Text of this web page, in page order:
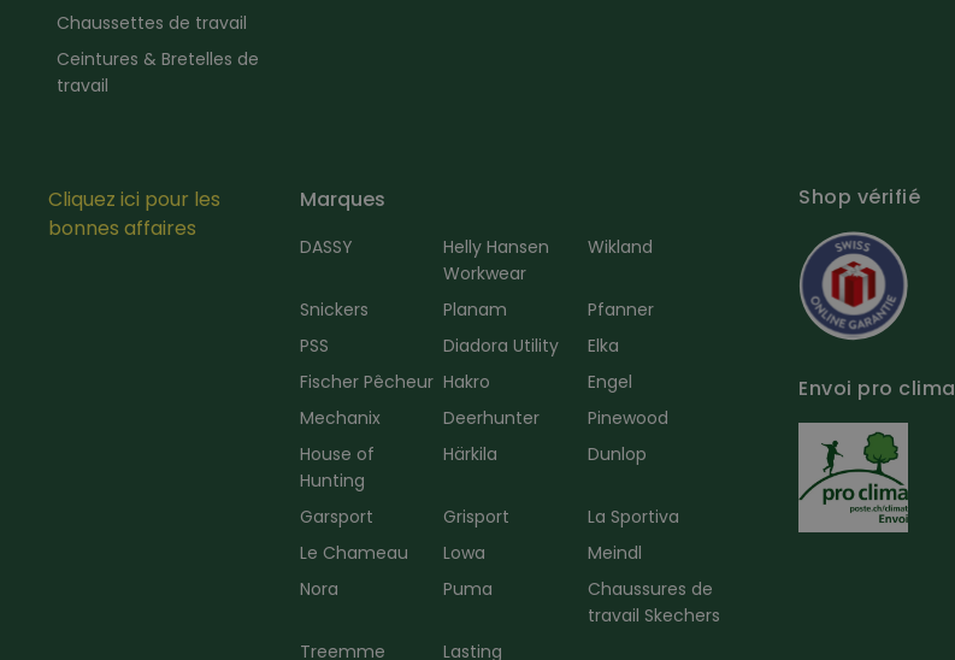
Chaussettes de travail
Ceintures & Bretelles de
travail
Cliquez ici pour les
bonnes affaires
Marques
DASSY
Helly Hansen
Workwear
Wikland
Snickers Planam
Pfanner
PSS
Diadora Utility
Elka
Fischer Pêcheur Hakro
Engel
Mechanix
Deerhunter
Pinewood
House of
Hunting
Härkila Dunlop
Garsport Grisport
La Sportiva
Le Chameau
Lowa
Meindl
Nora
Puma
Chaussures de
travail Skechers
Treemme
Lasting
Shop vérifié
Envoi pro clima